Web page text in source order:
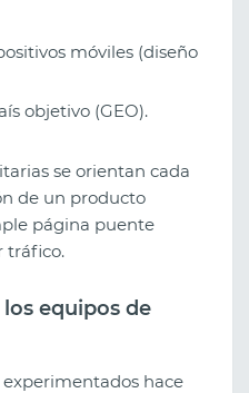
móviles (diseño
objetivo (GEO).
se orientan cada
de un producto
página puente
tráfico.
equipos de
hace